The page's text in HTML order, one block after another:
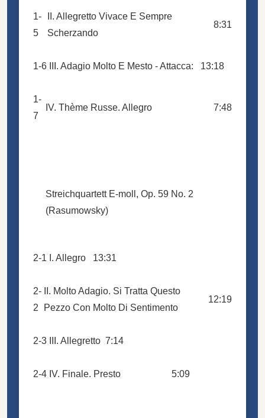
1-
5
II. Allegretto Vivace E Sempre
Scherzando
8:31
1-6 III. Adagio Molto E Mesto - Attacca: 13:18
1-
7
IV. Thème Russe. Allegro 7:48
Streichquartett E-moll, Op. 59 No. 2
(Rasumowsky)
2-1 I. Allegro 13:31
2-
2
II. Molto Adagio. Si Tratta Questo
Pezzo Con Molto Di Sentimento
12:19
2-3 III. Allegretto 7:14
2-4 IV. Finale. Presto 5:09